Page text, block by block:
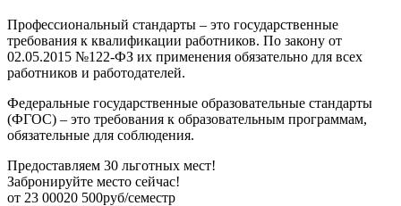
Профессиональный стандарты – это государственные
требования к квалификации работников. По закону от
02.05.2015 №122-ФЗ их применения обязательно для всех
работников и работодателей.
Федеральные государственные образовательные стандарты
(ФГОС) – это требования к образовательным программам,
обязательные для соблюдения.
Предоставляем 30 льготных мест!
Забронируйте место сейчас!
от 23 00020 500руб/семестр